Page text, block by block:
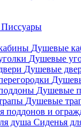
Писсуары
Душевые
Душевые
Душевые
Душевые
Душевые
Сиденья